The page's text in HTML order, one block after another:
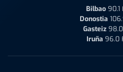
Bilbao 90.1
Donostia
Gasteiz
Iruña 96.0